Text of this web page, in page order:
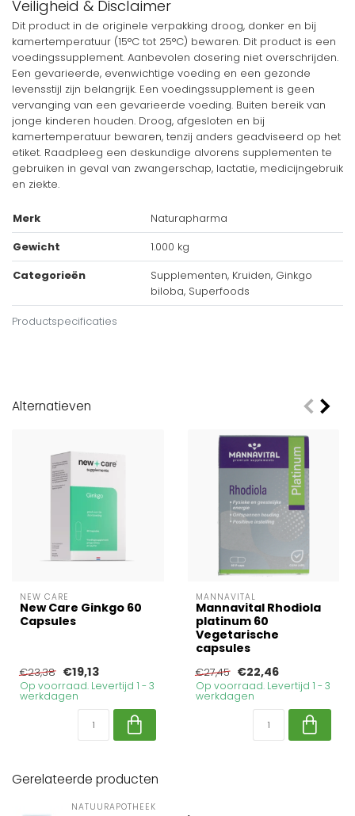
Veiligheid & Disclaimer
Dit product in de originele verpakking droog, donker en bij
kamertemperatuur (15°C tot 25°C) bewaren. Dit product is een
voedingssupplement. Aanbevolen dosering niet overschrijden.
Een gevarieerde, evenwichtige voeding en een gezonde
levensstijl zijn belangrijk. Een voedingssupplement is geen
vervanging van een gevarieerde voeding. Buiten bereik van
jonge kinderen houden. Droog, afgesloten en bij
kamertemperatuur bewaren, tenzij anders geadviseerd op het
etiket. Raadpleeg een deskundige alvorens supplementen te
gebruiken in geval van zwangerschap, lactatie, medicijngebruik
en ziekte.
Productspecificaties
Merk
Naturapharma
Gewicht
1.000 kg
Categorieën
Supplementen, Kruiden, Ginkgo
biloba, Superfoods
Alternatieven
NEW CARE
New Care Ginkgo 60
Capsules
€23,38 €19,13
Op voorraad. Levertijd 1 - 3
werkdagen
MANNAVITAL
Mannavital Rhodiola
platinum 60
Vegetarische
capsules
€27,45 €22,46
Op voorraad. Levertijd 1 - 3
werkdagen
Gerelateerde producten
NATUURAPOTHEEK